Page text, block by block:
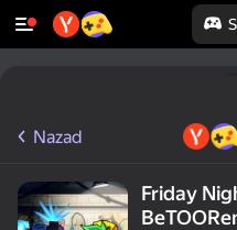
Nazad
Friday